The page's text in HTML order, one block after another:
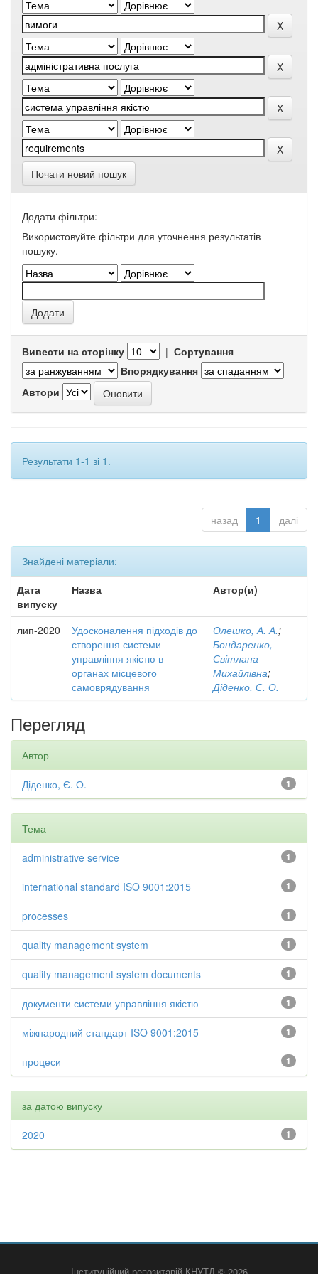
Почати новий пошук
Додати фільтри:
Використовуйте фільтри для уточнення результатів
пошуку.
Вивести на сторінку | Сортування
Впорядкування
Автори
Результати 1-1 зі 1.
назад 1 далі
Знайдені матеріали:
Дата
випуску
Назва Автор(и)
лип-2020
Удосконалення підходів до
створення системи
управління якістю в
органах місцевого
самоврядування
Олешко, А. А.;
Бондаренко,
Світлана
Михайлівна;
Діденко, Є. О.
Перегляд
Автор
1
Діденко, Є. О.
Тема
1
administrative service
1
international standard ISO 9001:2015
1
processes
1
quality management system
1
quality management system documents
1
документи системи управління якістю
1
міжнародний стандарт ISO 9001:2015
1
процеси
за датою випуску
1
2020